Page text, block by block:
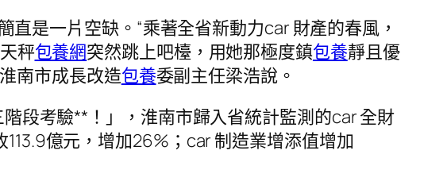
是一片空缺。“乘著全省新動力car 財產的春風，
秤包養網突然跳上吧檯，用她那極度鎮包養靜且優
南市成長改造包養委副主任梁浩說。
段考驗**！」，淮南市歸入省統計監測的car 全財
億元，增加26%；car 制造業增添值增加